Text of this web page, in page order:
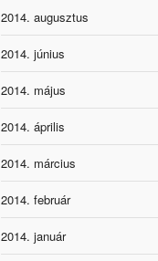
2014. augusztus
2014. június
2014. május
2014. április
2014. március
2014. február
2014. január